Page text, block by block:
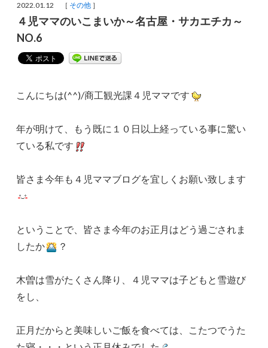
2022.01.12 ［ その他 ］
４児ママのいこまいか～名古屋・サカエチカ～
NO.6
こんにちは(^^)/商工観光課４児ママです
年が明けて、もう既に１０日以上経っている事に驚い
ている私です
皆さま今年も４児ママブログを宜しくお願い致します
ということで、皆さま今年のお正月はどう過ごされま
したか
？
木曽は雪がたくさん降り、４児ママは子どもと雪遊び
をし、
正月だからと美味しいご飯を食べては、こたつでうた